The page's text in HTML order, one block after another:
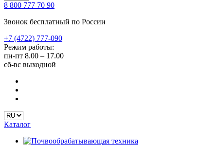
8 800 777 70 90
Звонок бесплатный по России
+7 (4722) 777-090
Режим работы:
пн-пт 8.00 – 17.00
сб-вс выходной
Каталог